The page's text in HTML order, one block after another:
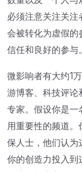
必须注意关注关注
会被转化为虚假的
信任和良好的参与
微影响者有大约1
游博客、科技评论
专家。假设你是一
用重要性的频道。
保人士，他们认为
你的创造力投入到